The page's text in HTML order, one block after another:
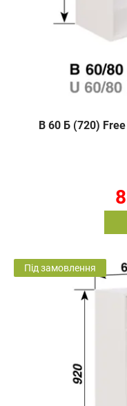
В 60 Б (720)
Під замовлення